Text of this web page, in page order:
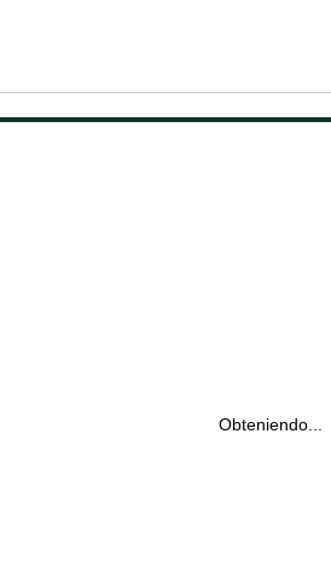
Obteniendo...